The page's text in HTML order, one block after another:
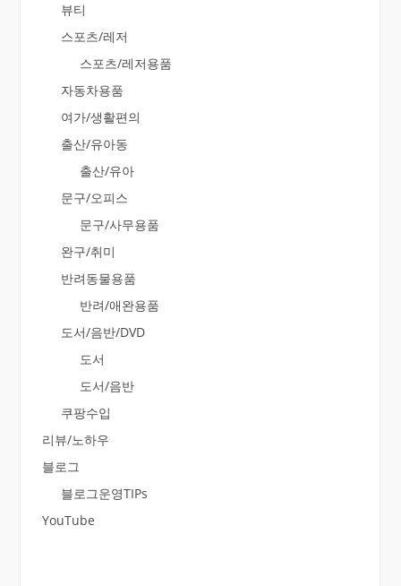
뷰티
스포츠/레저
스포츠/레저용품
자동차용품
여가/생활편의
출산/유아동
출산/유아
문구/오피스
문구/사무용품
완구/취미
반려동물용품
반려/애완용품
도서/음반/DVD
도서
도서/음반
쿠팡수입
리뷰/노하우
블로그
블로그운영TIPs
YouTube